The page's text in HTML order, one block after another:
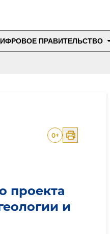
ПРАВИТЕЛЬСТВО
0+
проекта
и